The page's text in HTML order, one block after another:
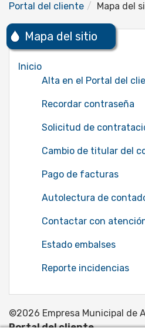
Portal del cliente Mapa del
Mapa del sitio
Inicio
Alta en el Portal del
Recordar contraseña
Solicitud de
Cambio de titular del
Pago de facturas
Autolectura de
Contactar con
Estado embalses
Reporte incidencias
©2026 Empresa Municipal de
Portal del cliente